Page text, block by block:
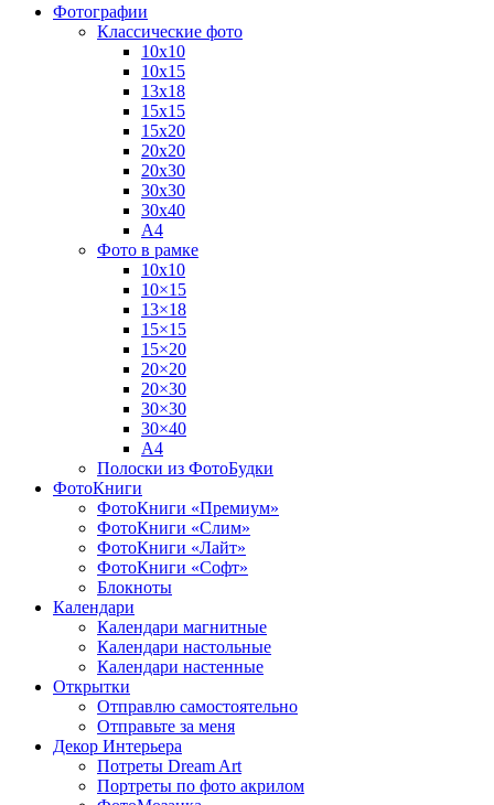
Фотографии
Классические фото
10х10
10х15
13х18
15х15
15х20
20х20
20х30
30х30
30х40
А4
Фото в рамке
10х10
10×15
13×18
15×15
15×20
20×20
20×30
30×30
30×40
A4
Полоски из ФотоБудки
ФотоКниги
ФотоКниги «Премиум»
ФотоКниги «Слим»
ФотоКниги «Лайт»
ФотоКниги «Софт»
Блокноты
Календари
Календари магнитные
Календари настольные
Календари настенные
Открытки
Отправлю самостоятельно
Отправьте за меня
Декор Интерьера
Потреты Dream Art
Портреты по фото акрилом